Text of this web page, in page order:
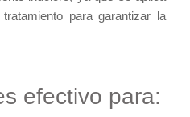
para garantizar la
s efectivo para: